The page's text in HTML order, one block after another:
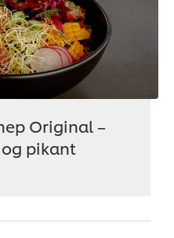
Original –
pikant